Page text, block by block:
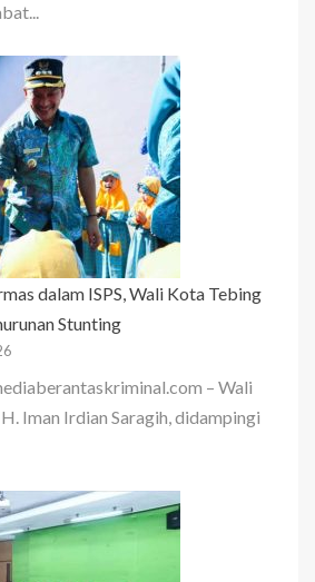
dalam ISPS, Wali Kota Tebing
Stunting
– Wali
Iman Irdian Saragih, didampingi